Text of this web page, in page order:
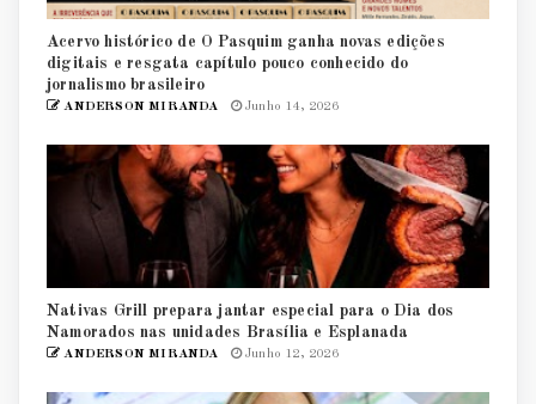
Acervo histórico de O Pasquim ganha novas edições
digitais e resgata capítulo pouco conhecido do
jornalismo brasileiro
ANDERSON MIRANDA Junho 14, 2026
Nativas Grill prepara jantar especial para o Dia dos
Namorados nas unidades Brasília e Esplanada
ANDERSON MIRANDA Junho 12, 2026